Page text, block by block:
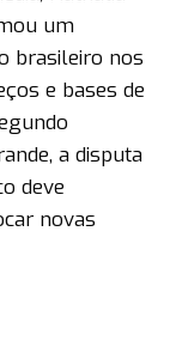
um
brasileiro nos
e bases de
a disputa
deve
novas